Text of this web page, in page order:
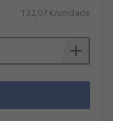
132,07 €/unidade